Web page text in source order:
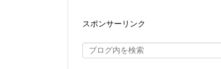
スポンサーリンク